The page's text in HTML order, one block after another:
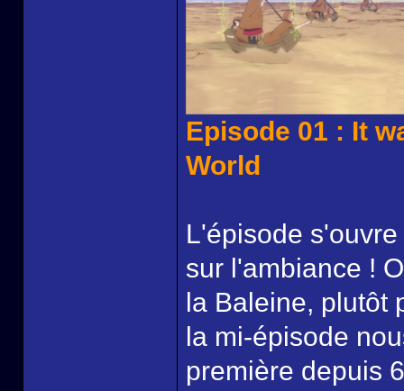
Episode 01 : It
World
L'épisode
sur l'ambiance !
la Baleine, plutôt
la mi-épisode
première depuis